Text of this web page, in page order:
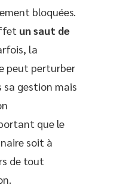
bloquées.
un saut de
la
peut perturber
gestion mais
que le
soit à
de tout